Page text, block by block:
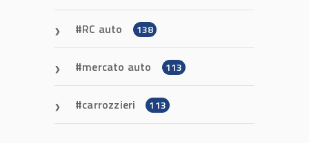
RC auto 138
mercato auto 113
carrozzieri 113